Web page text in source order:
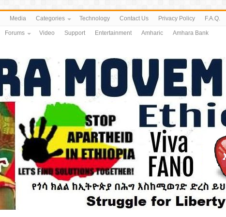
Media Categories Technology Contact Us Privacy Policy F.A.Q.
Forums Video Support Entertainment Amharic Amhara Bank